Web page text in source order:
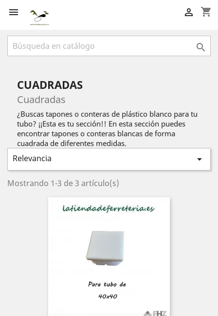
 shopping_cart


CUADRADAS
Cuadradas
¿Buscas tapones o conteras de plástico blanco para tu
tubo? ¡¡Esta es tu sección!! En esta sección puedes
encontrar tapones o conteras blancas de forma
cuadrada de diferentes medidas.
Relevancia 
Mostrando 1-3 de 3 artículo(s)